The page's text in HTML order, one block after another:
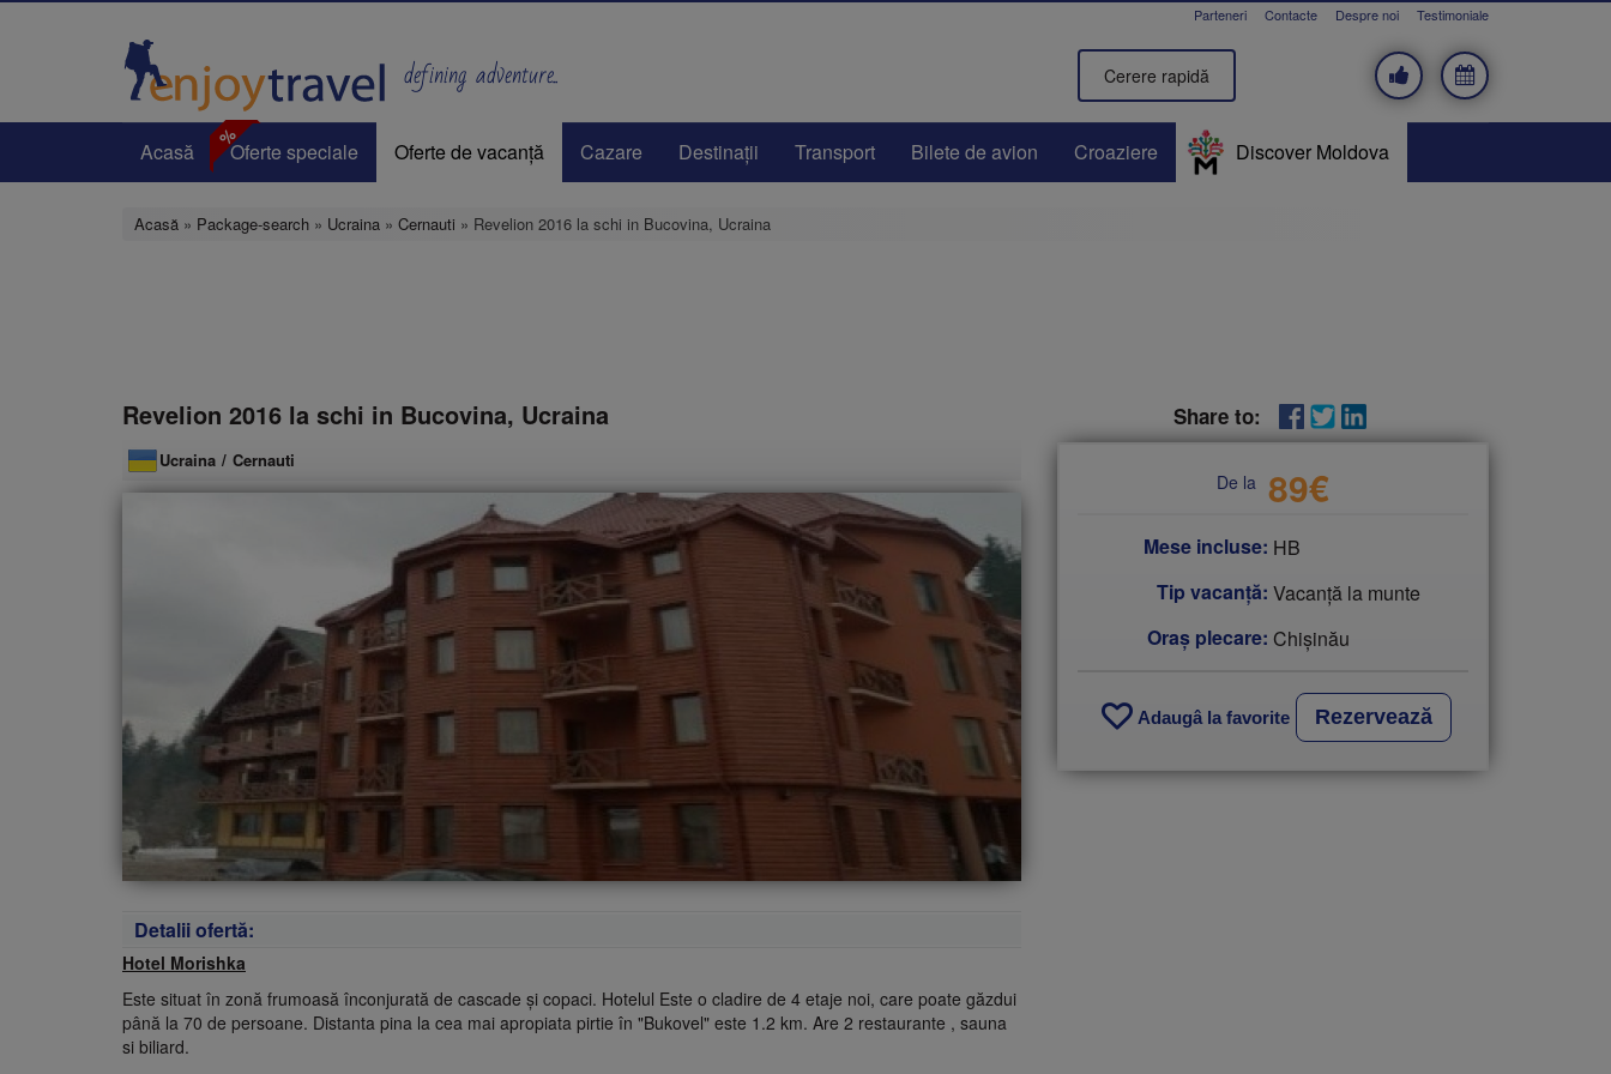
Testimoniale
Despre noi
Contacte
Parteneri
defining adventure.. Cerere rapidă
Acasă
%
Oferte speciale Oferte de vacanță Cazare Destinaţii Transport Bilete de avion Croaziere Discover Moldova
Acasă » Package-search » Ucraina » Cernauti » Revelion 2016 la schi in Bucovina, Ucraina
Share to:
De la 89€
Mese incluse: HB
Tip vacanţă: Vacanță la munte
Oraș plecare: Chişinău
Adaugâ la favorite Rezervează
Revelion 2016 la schi in Bucovina, Ucraina
Ucraina / Cernauti
Detalii ofertă:
Hotel Morishka
Este situat în zonă frumoasă înconjurată de cascade şi copaci. Hotelul Este o cladire de 4 etaje noi, care poate găzdui
până la 70 de persoane. Distanta pina la cea mai apropiata pirtie în "Bukovel" este 1.2 km. Are 2 restaurante , sauna
si biliard.